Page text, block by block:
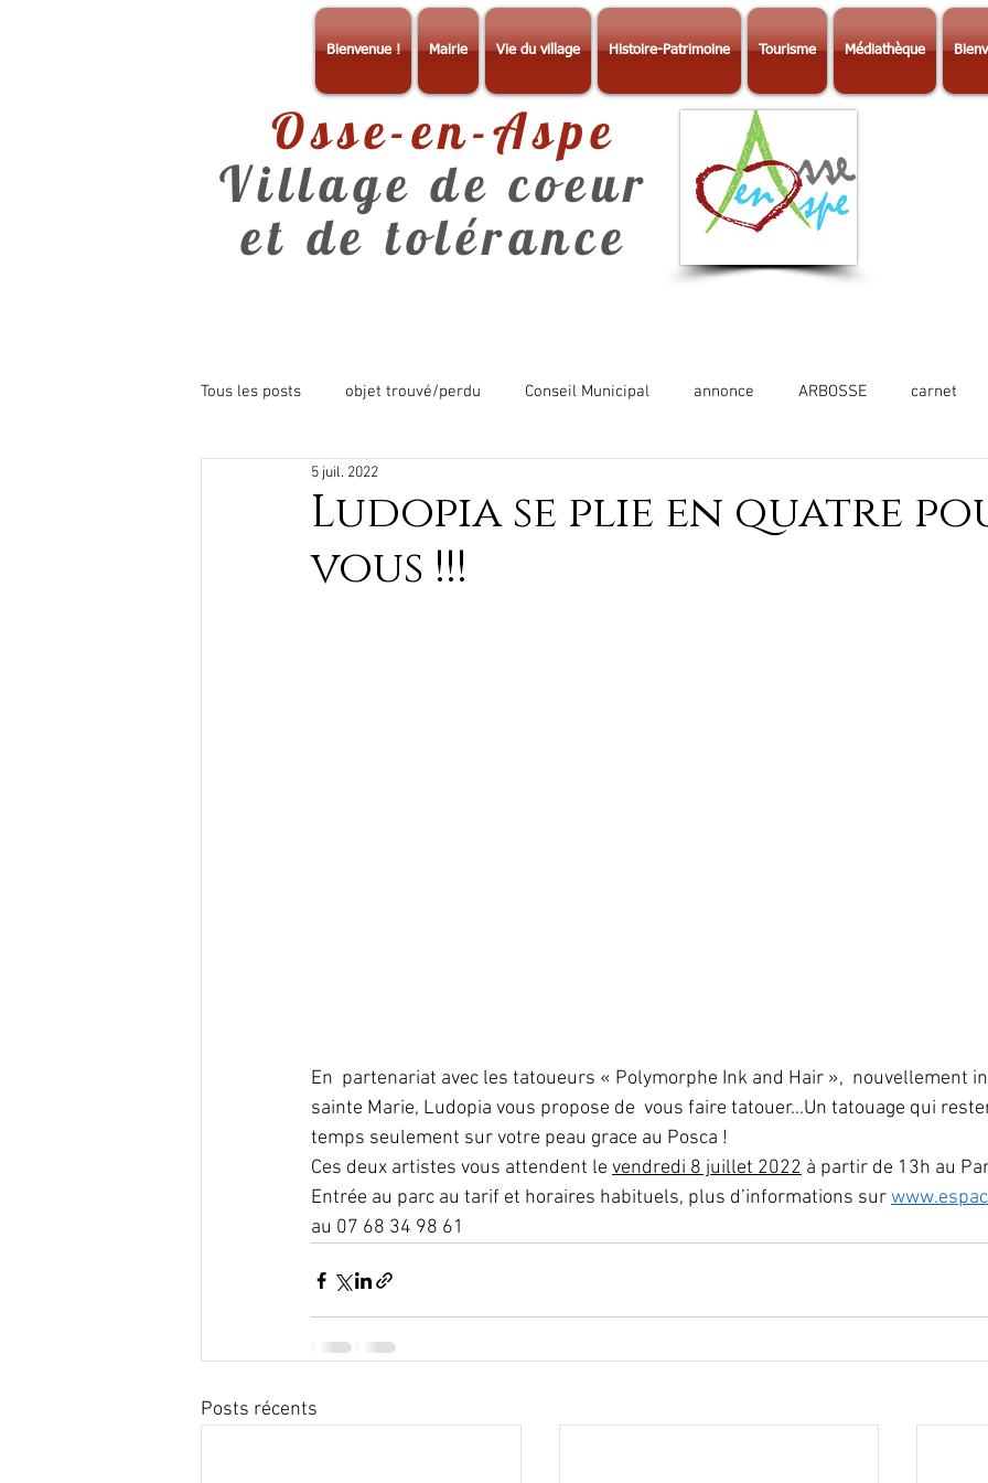
Bienvenue ! Mairie Vie du village Histoire-Patrimoine Tourisme Médiathèque
Osse-en-Aspe
Village de coeur
et de tolérance
Tous les posts objet trouvé/perdu Conseil Municipal annonce ARBOSSE carnet
consultation info mairie
Ludopia se plie en quatre
vous !!!
5 juil. 2022
En  partenariat avec les tatoueurs « Polymorphe Ink and Hair »,  nouvellement
sainte Marie, Ludopia vous propose de  vous faire tatouer…Un tatouage qui
temps seulement sur votre peau grace au Posca !
Ces deux artistes vous attendent le vendredi 8 juillet 2022 à partir de 13h au
Entrée au parc au tarif et horaires habituels, plus d’informations sur
au 07 68 34 98 61
Posts récents